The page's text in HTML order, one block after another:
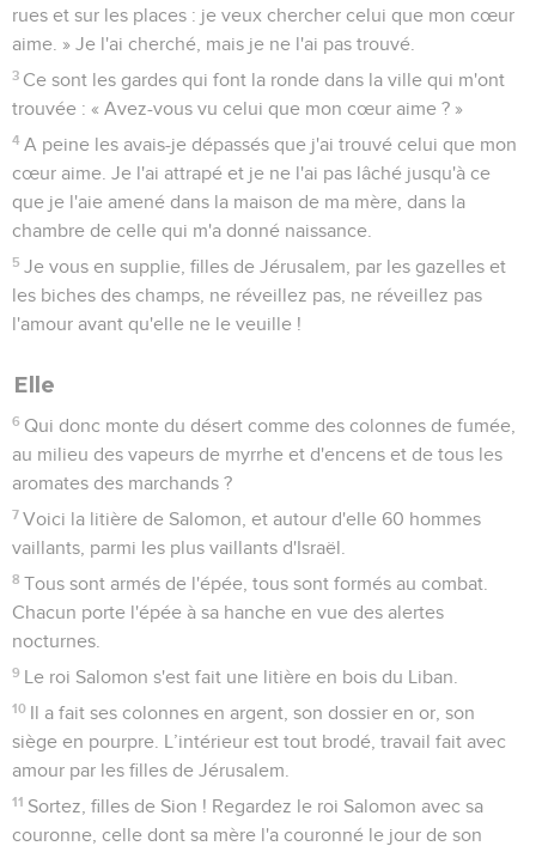
rues et sur les places : je veux chercher celui que mon cœur
aime. » Je l'ai cherché, mais je ne l'ai pas trouvé.
3 Ce sont les gardes qui font la ronde dans la ville qui m'ont
trouvée : « Avez-vous vu celui que mon cœur aime ? »
4 A peine les avais-je dépassés que j'ai trouvé celui que mon
cœur aime. Je l'ai attrapé et je ne l'ai pas lâché jusqu'à ce
que je l'aie amené dans la maison de ma mère, dans la
chambre de celle qui m'a donné naissance.
5 Je vous en supplie, filles de Jérusalem, par les gazelles et
les biches des champs, ne réveillez pas, ne réveillez pas
l'amour avant qu'elle ne le veuille !
Elle
6 Qui donc monte du désert comme des colonnes de fumée,
au milieu des vapeurs de myrrhe et d'encens et de tous les
aromates des marchands ?
7 Voici la litière de Salomon, et autour d'elle 60 hommes
vaillants, parmi les plus vaillants d'Israël.
8 Tous sont armés de l'épée, tous sont formés au combat.
Chacun porte l'épée à sa hanche en vue des alertes
nocturnes.
9 Le roi Salomon s'est fait une litière en bois du Liban.
10 Il a fait ses colonnes en argent, son dossier en or, son
siège en pourpre. L’intérieur est tout brodé, travail fait avec
amour par les filles de Jérusalem.
11 Sortez, filles de Sion ! Regardez le roi Salomon avec sa
couronne, celle dont sa mère l'a couronné le jour de son